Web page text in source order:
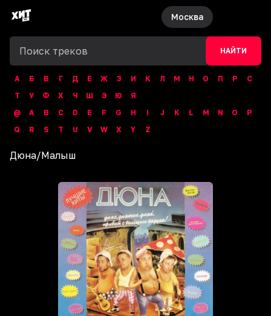
Москва
НАЙТИ
А Б В Г Д Е Ж З И К Л М Н О П Р
С
Т
У Ф Х Ч Ш Э Ю
Я
@
A B C D E F G H I J K L M N O
P
Q
R S T U V W X Y Z
Дюна/Малыш